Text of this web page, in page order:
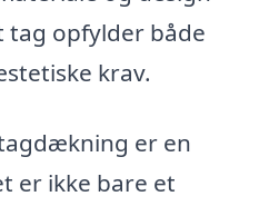
tag opfylder både
krav.
er en
er ikke bare et